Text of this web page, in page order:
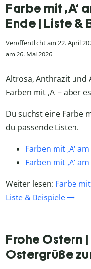
Farbe mit ,A‘
Ende | Liste &
Veröffentlicht am 22. April
am 26. Mai 2026
Altrosa, Anthrazit und
Farben mit ,A‘ – aber
Du suchst eine Farbe
du passende Listen.
Farben mit ,A‘
Farben mit ,A‘
Weiter lesen: Farbe
Liste & Beispiele
Frohe Ostern
Ostergrüße